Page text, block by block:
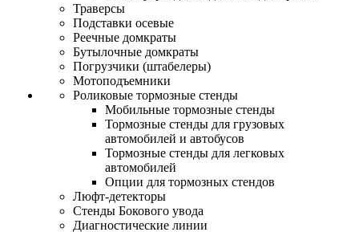
Траверсы
Подставки осевые
Реечные домкраты
Бутылочные домкраты
Погрузчики (штабелеры)
Мотоподъемники
Роликовые тормозные стенды
Мобильные тормозные стенды
Тормозные стенды для грузовых
автомобилей и автобусов
Тормозные стенды для легковых
автомобилей
Опции для тормозных стендов
Люфт-детекторы
Стенды Бокового увода
Диагностические линии